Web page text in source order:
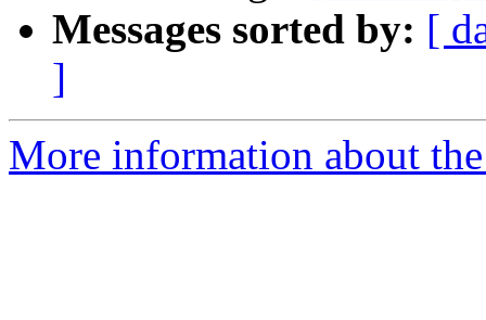
Messages sorted by: [
]
More information about